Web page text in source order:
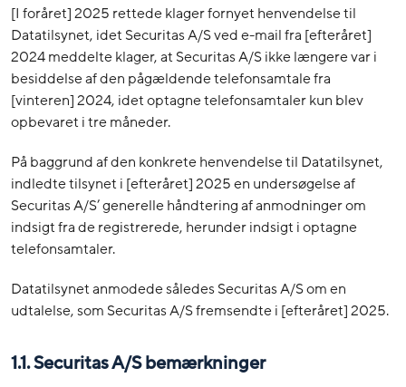
[I foråret] 2025 rettede klager fornyet henvendelse til
Datatilsynet, idet Securitas A/S ved e-mail fra [efteråret]
2024 meddelte klager, at Securitas A/S ikke længere var i
besiddelse af den pågældende telefonsamtale fra
[vinteren] 2024, idet optagne telefonsamtaler kun blev
opbevaret i tre måneder.
På baggrund af den konkrete henvendelse til Datatilsynet,
indledte tilsynet i [efteråret] 2025 en undersøgelse af
Securitas A/S’ generelle håndtering af anmodninger om
indsigt fra de registrerede, herunder indsigt i optagne
telefonsamtaler.
Datatilsynet anmodede således Securitas A/S om en
udtalelse, som Securitas A/S fremsendte i [efteråret] 2025.
1.1. Securitas A/S bemærkninger